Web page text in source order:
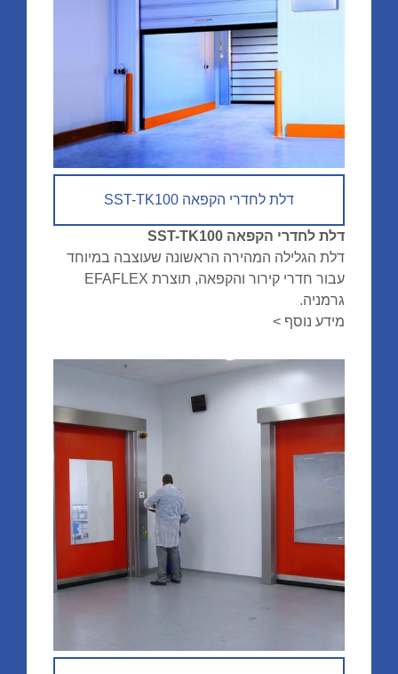
דלת לחדרי הקפאה SST-TK100
דלת לחדרי הקפאה SST-TK100
דלת הגלילה המהירה הראשונה שעוצבה במיוחד
עבור חדרי קירור והקפאה, תוצרת EFAFLEX
גרמניה.
מידע נוסף >